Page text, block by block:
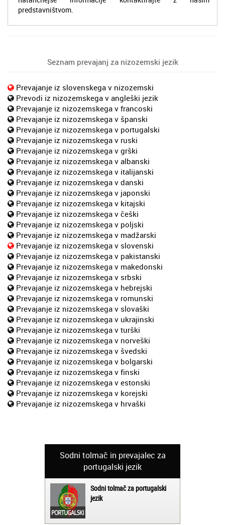
predstavništvom.
Seznam prevajanj za nizozemski jezik
Prevajanje iz slovenskega v nizozemski
Prevodi iz nizozemskega v angleški jezik
Prevajanje iz nizozemskega v francoski
Prevajanje iz nizozemskega v španski
Prevajanje iz nizozemskega v portugalski
Prevajanje iz nizozemskega v ruski
Prevajanje iz nizozemskega v grški
Prevajanje iz nizozemskega v albanski
Prevajanje iz nizozemskega v italijanski
Prevajanje iz nizozemskega v danski
Prevajanje iz nizozemskega v japonski
Prevajanje iz nizozemskega v kitajski
Prevajanje iz nizozemskega v češki
Prevajanje iz nizozemskega v poljski
Prevajanje iz nizozemskega v madžarski
Prevajanje iz nizozemskega v slovenski
Prevajanje iz nizozemskega v pakistanski
Prevajanje iz nizozemskega v makedonski
Prevajanje iz nizozemskega v srbski
Prevajanje iz nizozemskega v hebrejski
Prevajanje iz nizozemskega v romunski
Prevajanje iz nizozemskega v slovaški
Prevajanje iz nizozemskega v ukrajinski
Prevajanje iz nizozemskega v turški
Prevajanje iz nizozemskega v norveški
Prevajanje iz nizozemskega v švedski
Prevajanje iz nizozemskega v bolgarski
Prevajanje iz nizozemskega v finski
Prevajanje iz nizozemskega v estonski
Prevajanje iz nizozemskega v korejski
Prevajanje iz nizozemskega v hrvaški
Sodni tolmač in prevajalec za
portugalski jezik
Sodni tolmač za portugalski
jezik